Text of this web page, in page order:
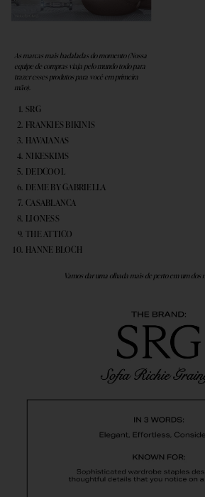
As marcas mais badaladas do momento (Nossa
equipe de compras viaja pelo mundo todo para
trazer esses produtos para você em primeira
mão).
SRG
FRANKIES BIKINIS
HAVAIANAS
NIKESKIMS
DEDCOOL
DEME BY GABRIELLA
CASABLANCA
LIONESS
THE ATTICO
HANNE BLOCH
Vamos dar uma olhada mais de perto em um dos